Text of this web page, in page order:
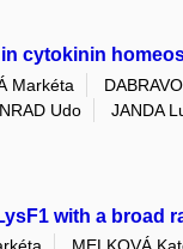
cytokinin
Markéta
Udo JANDA
with a broad